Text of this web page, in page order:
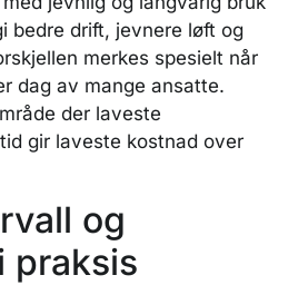
bedre drift, jevnere løft og
merkes spesielt når
dag av mange ansatte.
der laveste
gir laveste kostnad over
og
praksis